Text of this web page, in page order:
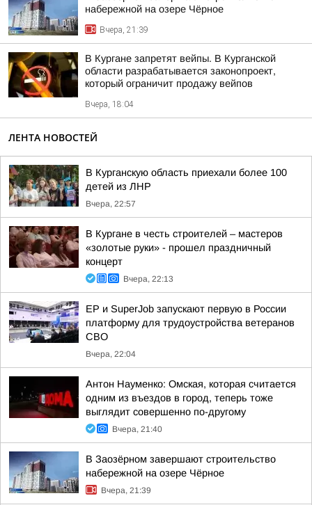
набережной на озере Чёрное
Вчера, 21:39
В Кургане запретят вейпы. В Курганской
области разрабатывается законопроект,
который ограничит продажу вейпов
Вчера, 18:04
ЛЕНТА НОВОСТЕЙ
В Курганскую область приехали более 100
детей из ЛНР
Вчера, 22:57
В Кургане в честь строителей – мастеров
«золотые руки» - прошел праздничный
концерт
Вчера, 22:13
ЕР и SuperJob запускают первую в России
платформу для трудоустройства ветеранов
СВО
Вчера, 22:04
Антон Науменко: Омская, которая считается
одним из въездов в город, теперь тоже
выглядит совершенно по-другому
Вчера, 21:40
В Заозёрном завершают строительство
набережной на озере Чёрное
Вчера, 21:39